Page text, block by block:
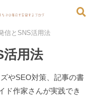
信とSNS活用法
活用法
やSEO対策、記事の書
ド作家さんが実践でき